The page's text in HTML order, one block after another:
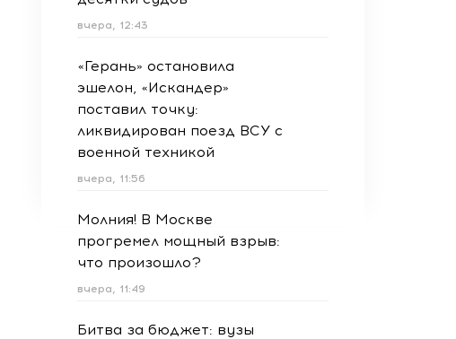
вчера, 12:43
«Герань» остановила
эшелон, «Искандер»
поставил точку:
ликвидирован поезд ВСУ с
военной техникой
вчера, 11:56
Молния! В Москве
прогремел мощный взрыв:
что произошло?
вчера, 11:49
Битва за бюджет: вузы